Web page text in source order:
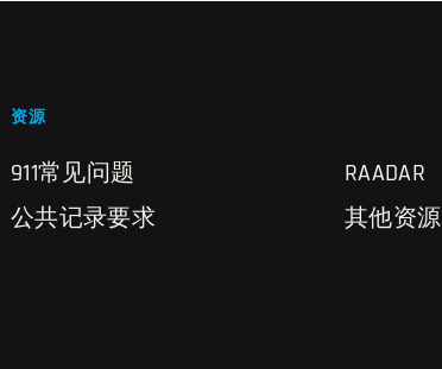
资源
911常见问题
公共记录要求
RAADAR
其他资源